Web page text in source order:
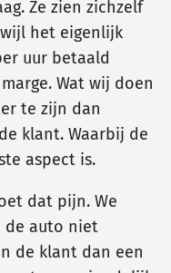
Ze zien zichzelf
het eigenlijk
uur betaald
Wat wij doen
te zijn dan
klant. Waarbij de
aspect is.
dat pijn. We
de auto niet
de klant dan een